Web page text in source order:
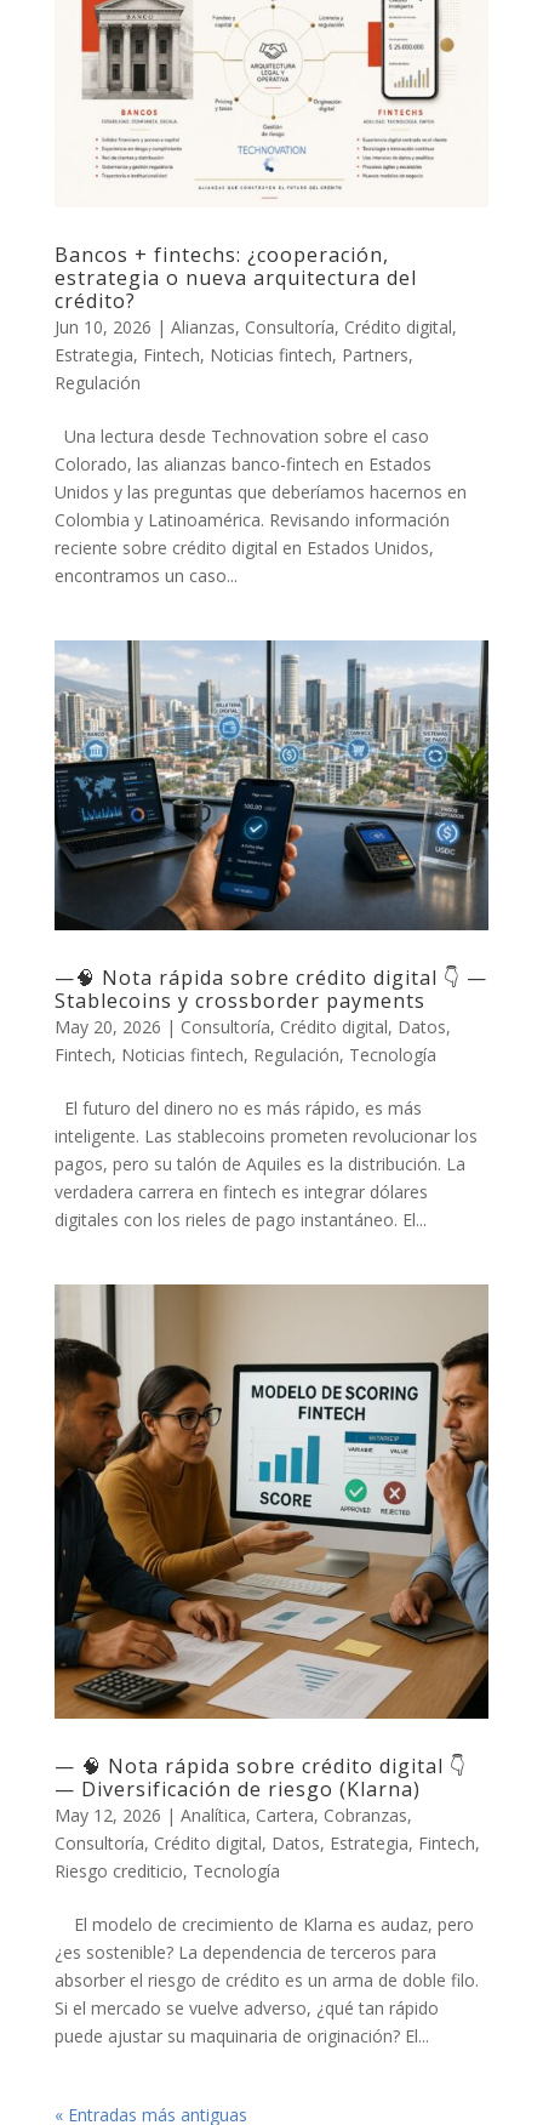
Bancos + fintechs: ¿cooperación,
estrategia o nueva arquitectura del
crédito?
Jun 10, 2026 | Alianzas, Consultoría, Crédito digital,
Estrategia, Fintech, Noticias fintech, Partners,
Regulación
Una lectura desde Technovation sobre el caso
Colorado, las alianzas banco-fintech en Estados
Unidos y las preguntas que deberíamos hacernos en
Colombia y Latinoamérica. Revisando información
reciente sobre crédito digital en Estados Unidos,
encontramos un caso...
—🧠 Nota rápida sobre crédito digital 👇 —
Stablecoins y crossborder payments
May 20, 2026 | Consultoría, Crédito digital, Datos,
Fintech, Noticias fintech, Regulación, Tecnología
El futuro del dinero no es más rápido, es más
inteligente. Las stablecoins prometen revolucionar los
pagos, pero su talón de Aquiles es la distribución. La
verdadera carrera en fintech es integrar dólares
digitales con los rieles de pago instantáneo. El...
— 🧠 Nota rápida sobre crédito digital 👇
— Diversificación de riesgo (Klarna)
May 12, 2026 | Analítica, Cartera, Cobranzas,
Consultoría, Crédito digital, Datos, Estrategia, Fintech,
Riesgo crediticio, Tecnología
El modelo de crecimiento de Klarna es audaz, pero
¿es sostenible? La dependencia de terceros para
absorber el riesgo de crédito es un arma de doble filo.
Si el mercado se vuelve adverso, ¿qué tan rápido
puede ajustar su maquinaria de originación? El...
« Entradas más antiguas